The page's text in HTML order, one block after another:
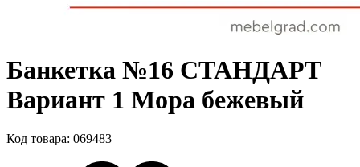
Банкетка №16 СТАНДАРТ
Вариант 1 Мора бежевый
Код товара: 069483